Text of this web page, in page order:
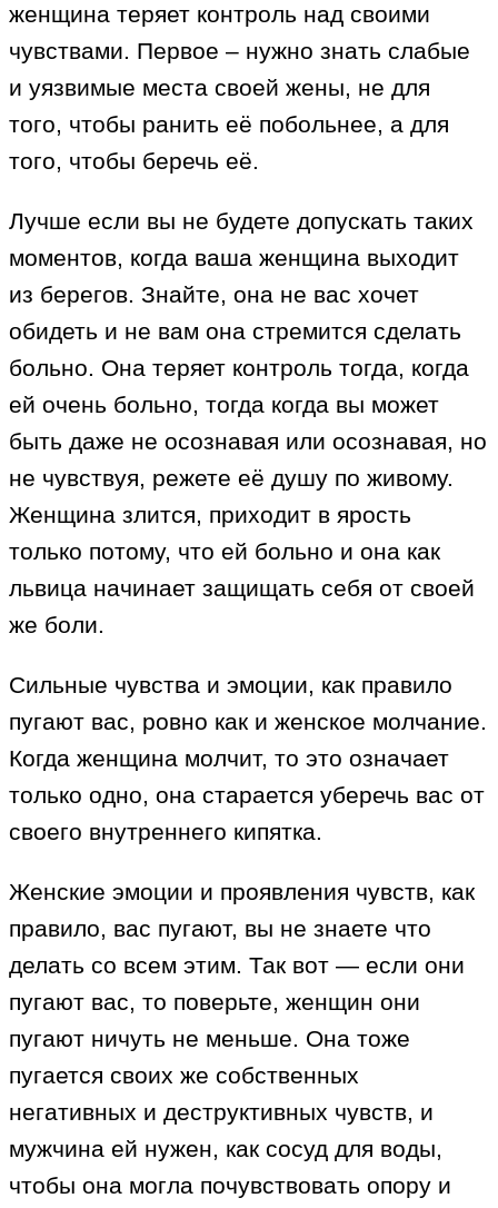
женщина теряет контроль над своими
чувствами. Первое – нужно знать слабые
и уязвимые места своей жены, не для
того, чтобы ранить её побольнее, а для
того, чтобы беречь её.
Лучше если вы не будете допускать таких
моментов, когда ваша женщина выходит
из берегов. Знайте, она не вас хочет
обидеть и не вам она стремится сделать
больно. Она теряет контроль тогда, когда
ей очень больно, тогда когда вы может
быть даже не осознавая или осознавая, но
не чувствуя, режете её душу по живому.
Женщина злится, приходит в ярость
только потому, что ей больно и она как
львица начинает защищать себя от своей
же боли.
Сильные чувства и эмоции, как правило
пугают вас, ровно как и женское молчание.
Когда женщина молчит, то это означает
только одно, она старается уберечь вас от
своего внутреннего кипятка.
Женские эмоции и проявления чувств, как
правило, вас пугают, вы не знаете что
делать со всем этим. Так вот — если они
пугают вас, то поверьте, женщин они
пугают ничуть не меньше. Она тоже
пугается своих же собственных
негативных и деструктивных чувств, и
мужчина ей нужен, как сосуд для воды,
чтобы она могла почувствовать опору и